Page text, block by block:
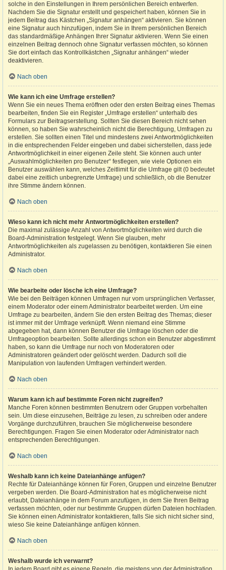
solche in den Einstellungen in Ihrem persönlichen Bereich entwerfen.
Nachdem Sie die Signatur erstellt und gespeichert haben, können Sie in
jedem Beitrag das Kästchen „Signatur anhängen“ aktivieren. Sie können
eine Signatur auch hinzufügen, indem Sie in Ihrem persönlichen Bereich
das standardmäßige Anhängen Ihrer Signatur aktivieren. Wenn Sie einen
einzelnen Beitrag dennoch ohne Signatur verfassen möchten, so können
Sie dort einfach das Kontrollkästchen „Signatur anhängen“ wieder
deaktivieren.
Nach oben
Wie kann ich eine Umfrage erstellen?
Wenn Sie ein neues Thema eröffnen oder den ersten Beitrag eines Themas
bearbeiten, finden Sie ein Register „Umfrage erstellen“ unterhalb des
Formulars zur Beitragserstellung. Sollten Sie diesen Bereich nicht sehen
können, so haben Sie wahrscheinlich nicht die Berechtigung, Umfragen zu
erstellen. Sie sollten einen Titel und mindestens zwei Antwortmöglichkeiten
in die entsprechenden Felder eingeben und dabei sicherstellen, dass jede
Antwortmöglichkeit in einer eigenen Zeile steht. Sie können auch unter
„Auswahlmöglichkeiten pro Benutzer“ festlegen, wie viele Optionen ein
Benutzer auswählen kann, welches Zeitlimit für die Umfrage gilt (0 bedeutet
dabei eine zeitlich unbegrenzte Umfrage) und schließlich, ob die Benutzer
ihre Stimme ändern können.
Nach oben
Wieso kann ich nicht mehr Antwortmöglichkeiten erstellen?
Die maximal zulässige Anzahl von Antwortmöglichkeiten wird durch die
Board-Administration festgelegt. Wenn Sie glauben, mehr
Antwortmöglichkeiten als zugelassen zu benötigen, kontaktieren Sie einen
Administrator.
Nach oben
Wie bearbeite oder lösche ich eine Umfrage?
Wie bei den Beiträgen können Umfragen nur vom ursprünglichen Verfasser,
einem Moderator oder einem Administrator bearbeitet werden. Um eine
Umfrage zu bearbeiten, ändern Sie den ersten Beitrag des Themas; dieser
ist immer mit der Umfrage verknüpft. Wenn niemand eine Stimme
abgegeben hat, dann können Benutzer die Umfrage löschen oder die
Umfrageoption bearbeiten. Sollte allerdings schon ein Benutzer abgestimmt
haben, so kann die Umfrage nur noch von Moderatoren oder
Administratoren geändert oder gelöscht werden. Dadurch soll die
Manipulation von laufenden Umfragen verhindert werden.
Nach oben
Warum kann ich auf bestimmte Foren nicht zugreifen?
Manche Foren können bestimmten Benutzern oder Gruppen vorbehalten
sein. Um diese einzusehen, Beiträge zu lesen, zu schreiben oder andere
Vorgänge durchzuführen, brauchen Sie möglicherweise besondere
Berechtigungen. Fragen Sie einen Moderator oder Administrator nach
entsprechenden Berechtigungen.
Nach oben
Weshalb kann ich keine Dateianhänge anfügen?
Rechte für Dateianhänge können für Foren, Gruppen und einzelne Benutzer
vergeben werden. Die Board-Administration hat es möglicherweise nicht
erlaubt, Dateianhänge in dem Forum anzufügen, in dem Sie Ihren Beitrag
verfassen möchten, oder nur bestimmte Gruppen dürfen Dateien hochladen.
Sie können einen Administrator kontaktieren, falls Sie sich nicht sicher sind,
wieso Sie keine Dateianhänge anfügen können.
Nach oben
Weshalb wurde ich verwarnt?